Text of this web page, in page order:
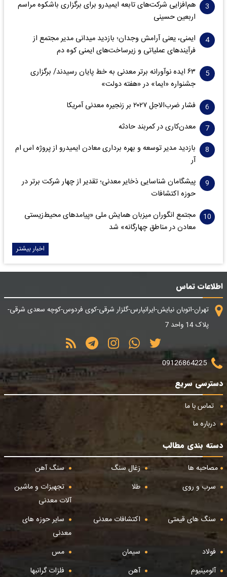
هم‌افزایی شرکت‌های تابعه ایمیدرو برای برگزاری باشکوه مراسم
اربعین حسینی
ایمنی، یعنی آرامش وجدان؛ بازدید میدانی مدیر مجتمع از
فرآیندهای عملیاتی و زیرساخت‌های ایمنی کوه دم
۶۳ ایده نوآورانه برتر معدنی به خط پایان رسیدند/ برگزاری
جشنواره «ایما» در «هفته دولت»
فشار ضرب‌الاجل ۲۰۲۷ بر زنجیره معدنی آمریکا
معدن‌کاری در کمربند حادثه
بازدید مدیر توسعه و بهره برداری معادن ایمیدرو از پروژه اس ام
آر
پیشگامان شناسایی ذخایر معدنی؛ تقدیر از چهار شرکت برتر در
حوزه اکتشافات‌
مجتمع انگوران میزبان همایش ملی «پیامدهای محیط‌زیستی
معادن در مناطق چهارگانه» شد
اخبار بیشتر
اطلاعات تماس
تهران-اتوبان نیایش-ایرانپارس-گلزار شرقی-کوی فردوس-کوچه سعدی شرقی-
پلاک 14 واحد 7
09126864225
دسترسی سریع
تماس با ما
درباره ما
دسته بندی مطالب
مصاحبه ها
زغال سنگ
سنگ آهن
سرب و روی
طلا
تجهیزات و ماشین
آلات معدنی
سنگ های قیمتی
اکتشافات معدنی
سایر حوزه های
معدنی
فولاد
سیمان
مس
آلومینیوم
آهن فلزات گرانبها